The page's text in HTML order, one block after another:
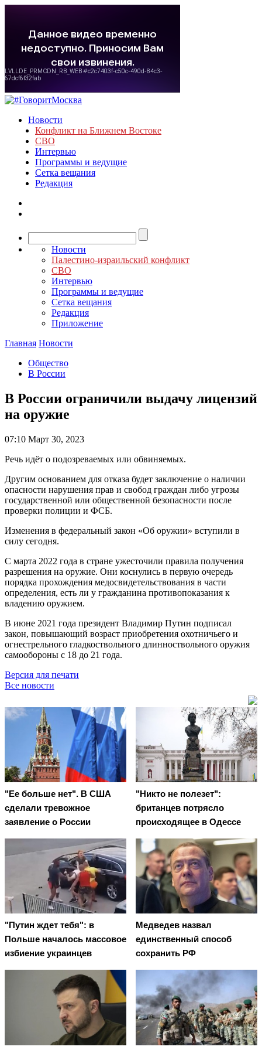
Новости
Конфликт на Ближнем Востоке
СВО
Интервью
Программы и ведущие
Сетка вещания
Редакция
Новости
Палестино-израильский конфликт
СВО
Интервью
Программы и ведущие
Сетка вещания
Редакция
Приложение
Главная Новости
Общество
В России
В России ограничили выдачу лицензий
на оружие
07:10 Март 30, 2023
Речь идёт о подозреваемых или обвиняемых.
Другим основанием для отказа будет заключение о наличии
опасности нарушения прав и свобод граждан либо угрозы
государственной или общественной безопасности после
проверки полиции и ФСБ.
Изменения в федеральный закон «Об оружии» вступили в
силу сегодня.
С марта 2022 года в стране ужесточили правила получения
разрешения на оружие. Они коснулись в первую очередь
порядка прохождения медосвидетельствования в части
определения, есть ли у гражданина противопоказания к
владению оружием.
В июне 2021 года президент Владимир Путин подписал
закон, повышающий возраст приобретения охотничьего и
огнестрельного гладкоствольного длинноствольного оружия
самообороны с 18 до 21 года.
Версия для печати
Все новости
"Ее больше нет". В США
сделали тревожное
заявление о России
"Никто не полезет":
британцев потрясло
происходящее в Одессе
"Путин ждет тебя": в
Польше началось массовое
избиение украинцев
Медведев назвал
единственный способ
сохранить РФ